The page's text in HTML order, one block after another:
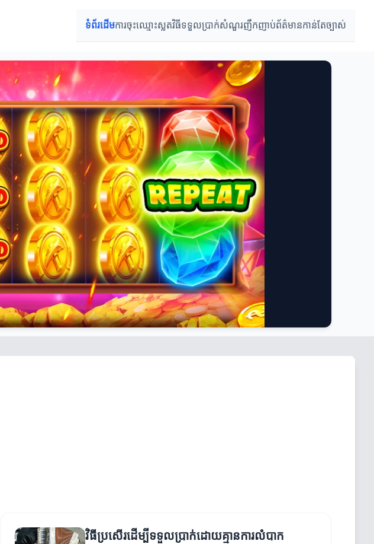
ទំព័រដើមការចុះឈ្មោះស្លតវិធីទទួលប្រាក់សំណួរញឹកញាប់ព័ត៌មានកាន់តែច្បាស់
វិធីប្រសើរដើម្បីទទួលប្រាក់ដោយគ្មានការលំបាក